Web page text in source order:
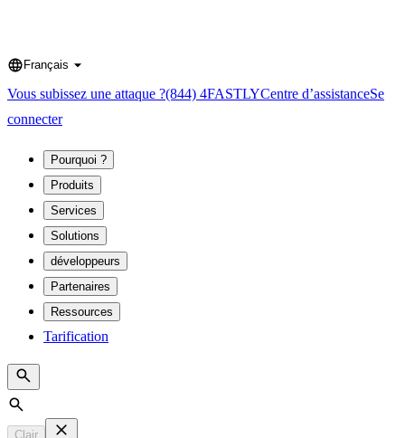
Language
Français
Vous subissez une attaque ?(844) 4FASTLYCentre d’assistanceSe
connecter
Pourquoi ?
Produits
Services
Solutions
développeurs
Partenaires
Ressources
Tarification
Search
Clair